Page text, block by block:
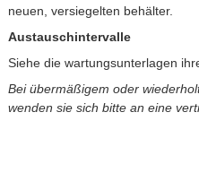
neuen, versiegelten behälter.
Austauschintervalle
Siehe die wartungsunterlagen
Bei übermäßigem oder
wenden sie sich bitte an eine